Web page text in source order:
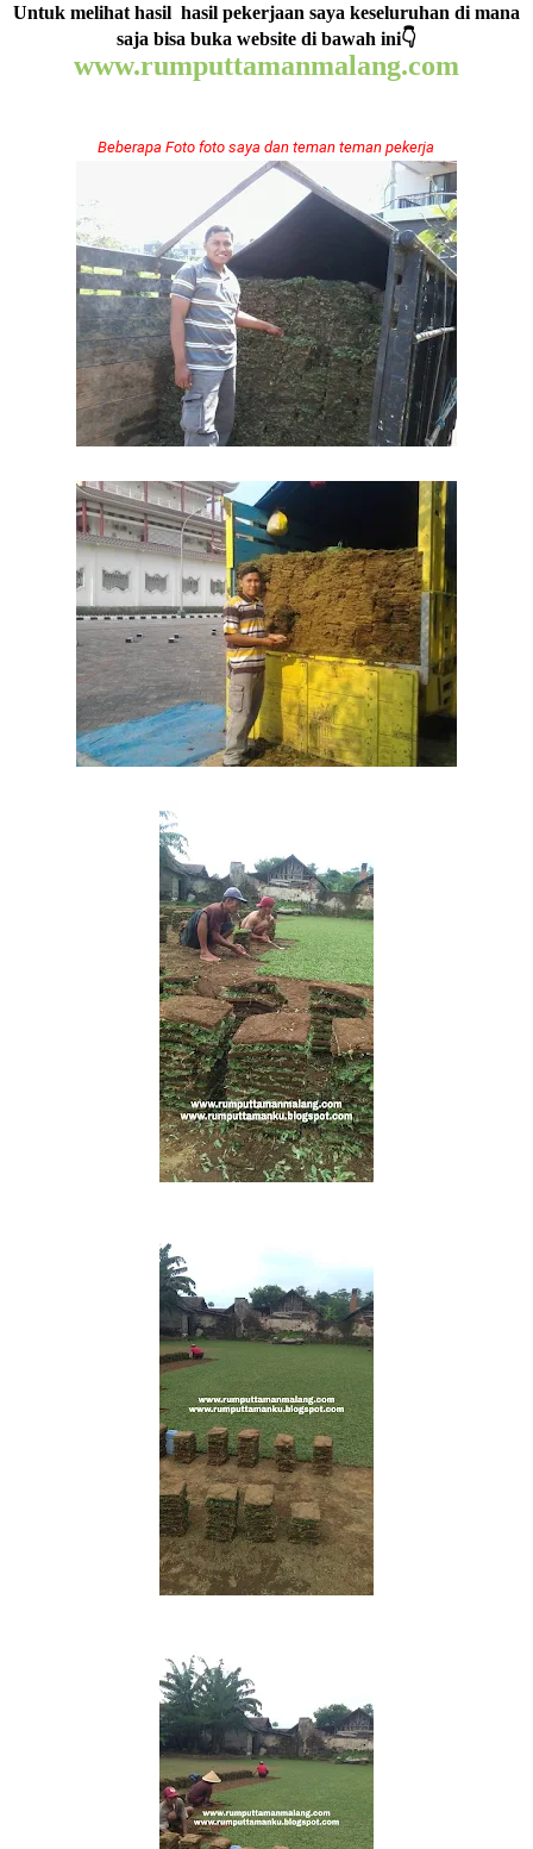
Untuk melihat hasil hasil pekerjaan saya keseluruhan di mana
saja bisa buka website di bawah ini👇
www.rumputtamanmalang.com
Beberapa Foto foto saya dan teman teman pekerja